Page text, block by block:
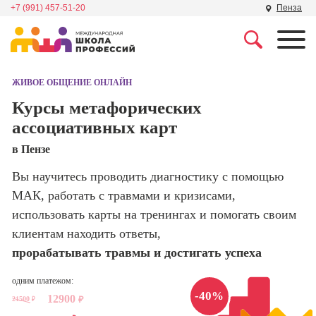
+7 (991) 457-51-20 Пенза
Школа дизайна
Школа нейросетей и
Школа психологии
Школа актерского
мастерства
Школа бизнеса и
управления
сайтов)
Профессия
Интернет-
Профессия
маркетингу в
социальных
сетях (SMM-
ЖИВОЕ ОБЩЕНИЕ ОНЛАЙН
Курсы метафорических
ассоциативных карт
в Пензе
Вы научитесь проводить диагностику с помощью
МАК, работать с травмами и кризисами,
использовать карты на тренингах и помогать своим
клиентам находить ответы,
прорабатывать травмы и достигать успеха
-40%
одним платежом:
21500 ₽ 12900 ₽